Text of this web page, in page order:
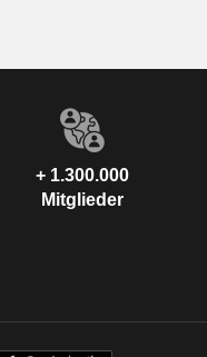
+ 1.300.000
Mitglieder